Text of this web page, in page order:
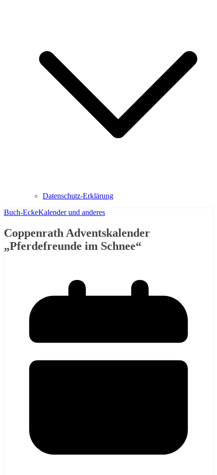
Datenschutz-Erklärung
Buch-EckeKalender und anderes
Coppenrath Adventskalender
„Pferdefreunde im Schnee“